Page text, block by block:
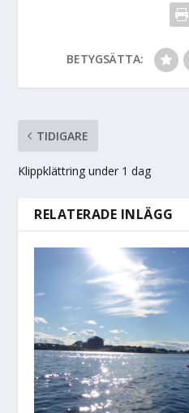
BETYGSÄTTA:
TIDIGARE
Klippklättring under 1 dag
RELATERADE INLÄGG